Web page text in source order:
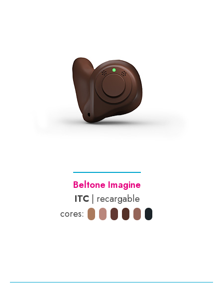
Beltone Imagine
ITC | recargable
cores: